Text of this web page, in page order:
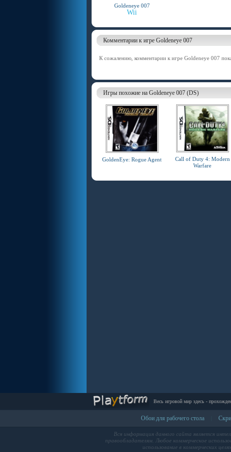
Goldeneye 007
Wii
Комментарии к игре Goldeneye 007
К сожалению, комментарии к игре Goldeneye 007
Игры похожие на Goldeneye 007 (DS)
GoldenEye: Rogue Agent
Call of Duty 4: Modern
Warfare
Весь игровой мир здесь -
Обои для рабочего стола
Вся информация данного сайта является
правообладателям. Любое коммерческое
использование в коммерческих